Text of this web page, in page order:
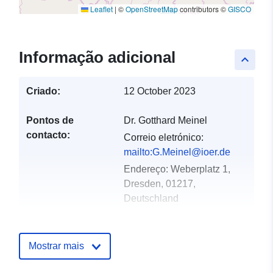
Leaflet | ©OpenStreetMapcontributors ©GISCO
keyboard_arrow_up
Informação adicional
Criado: 12 October 2023
Pontos de
contacto:
Dr. Gotthard Meinel
Correio eletrónico:
mailto:G.Meinel@ioer.de
Endereço: Weberplatz 1,
Dresden, 01217,
Deutschland
Mostrar mais